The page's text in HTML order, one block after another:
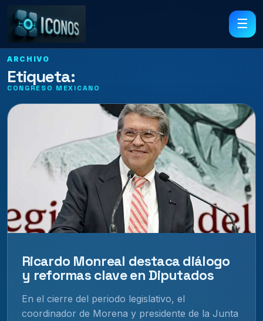
☰
ARCHIVO
Etiqueta:
CONGRESO MEXICANO
Ricardo Monreal destaca diálogo
y reformas clave en Diputados
En el cierre del periodo legislativo, el
coordinador de Morena y presidente de la Junta